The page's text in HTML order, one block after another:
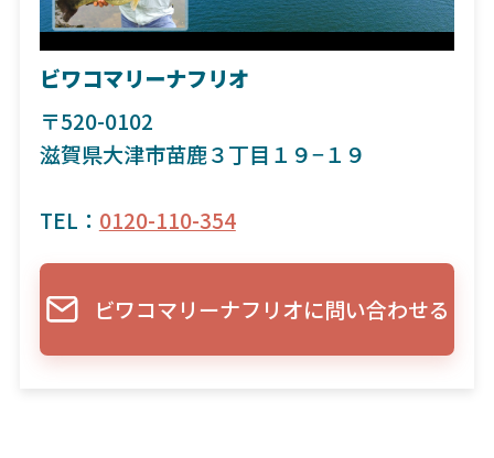
ビワコマリーナフリオ
〒520-0102
滋賀県大津市苗鹿３丁目１９−１９
TEL： 0120-110-354
ビワコマリーナフリオに問い合わせる